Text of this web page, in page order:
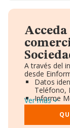
A través del
desde
Datos
Teléfono,
Informe
Gráficos
Consejo
Directivos
Ver más